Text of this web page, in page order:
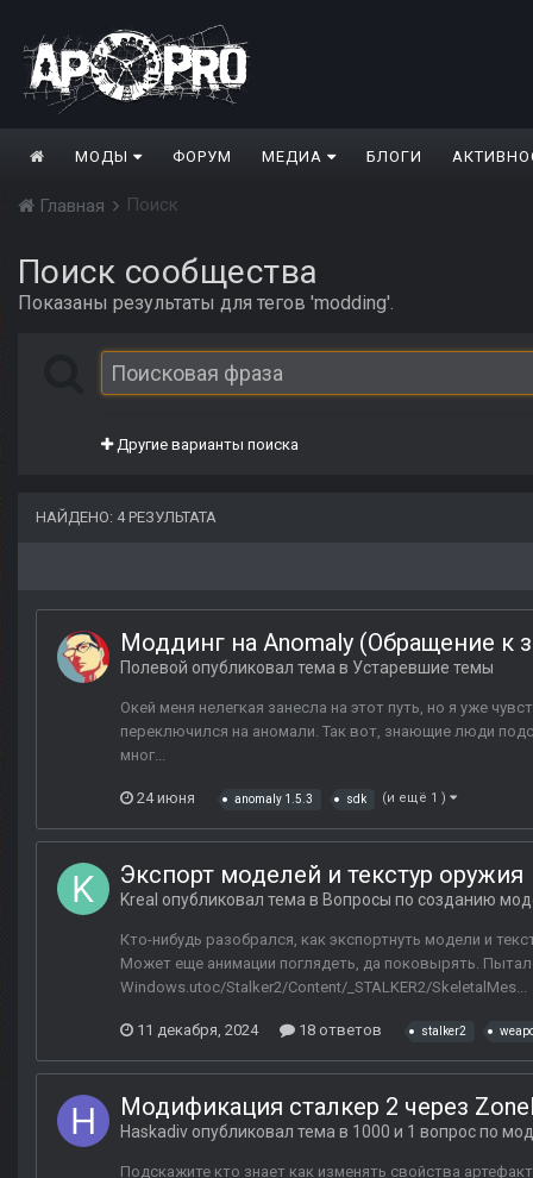
МОДЫ ФОРУМ МЕДИА БЛОГИ
Главная Поиск
Поиск сообщества
Показаны результаты для тегов 'modding'.
Другие варианты поиска
НАЙДЕНО: 4 РЕЗУЛЬТАТА
Моддинг на Anomaly (Обращение к
Полевой опубликовал тема в Устаревшие темы
Окей меня нелегкая занесла на этот путь, но я уже
переключился на аномали. Так вот, знающие люди
мног...
24 июня anomaly 1.5.3 sdk (и ещё 1 )
Экспорт моделей и текстур оружия
Kreal опубликовал тема в Вопросы по созданию
Кто-нибудь разобрался, как экспортнуть модели и
Может еще анимации поглядеть, да поковырять.
Windows.utoc/Stalker2/Content/_STALKER2/SkeletalMes...
11 декабря, 2024 18 ответов stalker2
Модификация сталкер 2 через
Haskadiv опубликовал тема в 1000 и 1 вопрос по
Подскажите кто знает как изменять свойства